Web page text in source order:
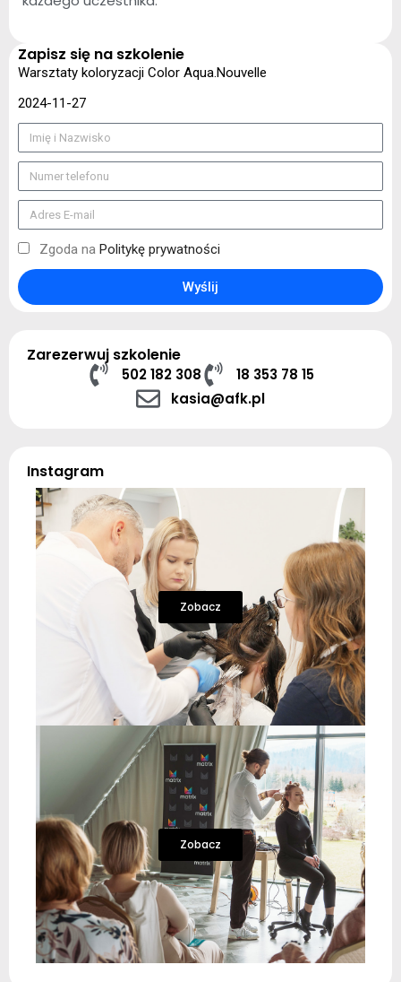
Zapisz się na szkolenie
Warsztaty koloryzacji Color Aqua.Nouvelle
2024-11-27
Zgoda na Politykę prywatności
Wyślij
Zarezerwuj szkolenie
502 182 308
18 353 78 15
kasia@afk.pl
Instagram
Zobacz
Zobacz